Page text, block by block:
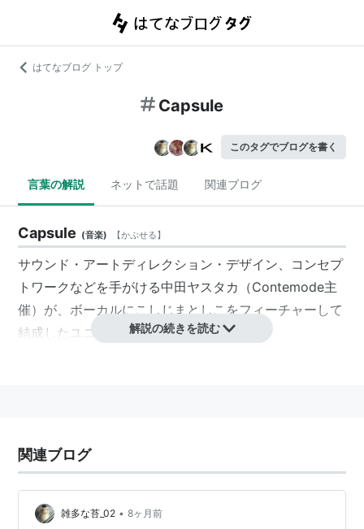
はてなブログ トップ
Capsule
このタグでブログを書く
言葉の解説 ネットで話題 関連ブログ
Capsule (音楽) 【かぷせる】
サウンド・アートディレクション・デザイン、コンセプ
トワークなどを手がける中田ヤスタカ（Contemode主
催）が、ボーカルにこしじまとしこをフィーチャーして
結成したユニット。
関連キーワード
copter4016882
解説の続きを読む
関連ブログ
雑多な苔_02 • 8ヶ月前